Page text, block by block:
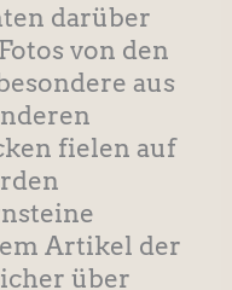
darüber
von den
aus
fielen auf
Artikel der
über